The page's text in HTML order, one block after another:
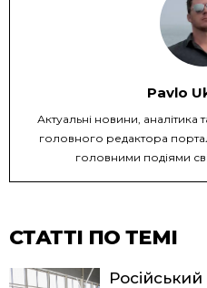
Pavlo
Актуальні новини, аналітика
головного редактора
головними подіями
СТАТТІ ПО ТЕМІ